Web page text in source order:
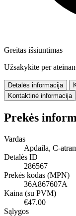
Greitas išsiuntimas
Užsakykite per
Detalės informacija
Kontaktinė informacija
Prekės
Vardas
Apdaila, C-
Detalės ID
286567
Prekės kodas (MPN)
36A867607A
Kaina (su PVM)
€47.00
Sąlygos